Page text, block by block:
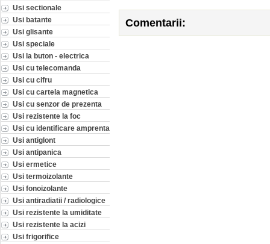
Usi sectionale
Usi batante
Usi glisante
Usi speciale
Usi la buton - electrica
Usi cu telecomanda
Usi cu cifru
Usi cu cartela magnetica
Usi cu senzor de prezenta
Usi rezistente la foc
Usi cu identificare amprenta
Usi antiglont
Usi antipanica
Usi ermetice
Usi termoizolante
Usi fonoizolante
Usi antiradiatii / radiologice
Usi rezistente la umiditate
Usi rezistente la acizi
Usi frigorifice
Comentarii: